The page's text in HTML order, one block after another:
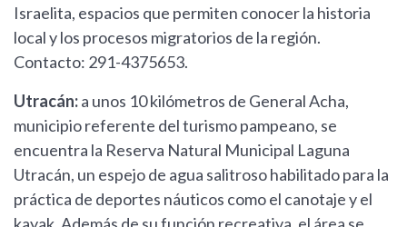
Israelita, espacios que permiten conocer la historia
local y los procesos migratorios de la región.
Contacto: 291-4375653.
Utracán:a unos 10 kilómetros de General Acha,
municipio referente del turismo pampeano, se
encuentra la Reserva Natural Municipal Laguna
Utracán, un espejo de agua salitroso habilitado para la
práctica de deportes náuticos como el canotaje y el